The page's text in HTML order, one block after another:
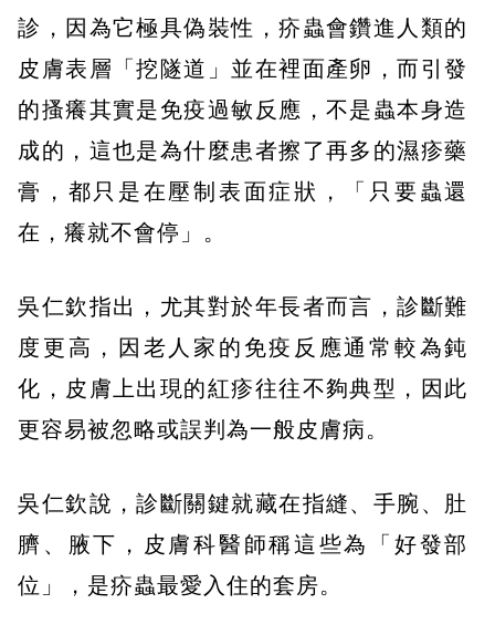
診，因為它極具偽裝性，疥蟲會鑽進人類的
皮膚表層「挖隧道」並在裡面產卵，而引發
的搔癢其實是免疫過敏反應，不是蟲本身造
成的，這也是為什麼患者擦了再多的濕疹藥
膏，都只是在壓制表面症狀，「只要蟲還
在，癢就不會停」。
吳仁欽指出，尤其對於年長者而言，診斷難
度更高，因老人家的免疫反應通常較為鈍
化，皮膚上出現的紅疹往往不夠典型，因此
更容易被忽略或誤判為一般皮膚病。
吳仁欽說，診斷關鍵就藏在指縫、手腕、肚
臍、腋下，皮膚科醫師稱這些為「好發部
位」，是疥蟲最愛入住的套房。